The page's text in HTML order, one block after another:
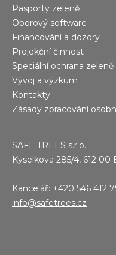
Pasporty zeleně
Oborový software
Financování a dozory
Projekční činnost
Speciální ochrana zeleně
Vývoj a výzkum
Kontakty
Zásady zpracování
SAFE TREES s.r.o.
Kyselkova 285/4, 612 00
Kancelář: +420 546 412
info@safetrees.cz